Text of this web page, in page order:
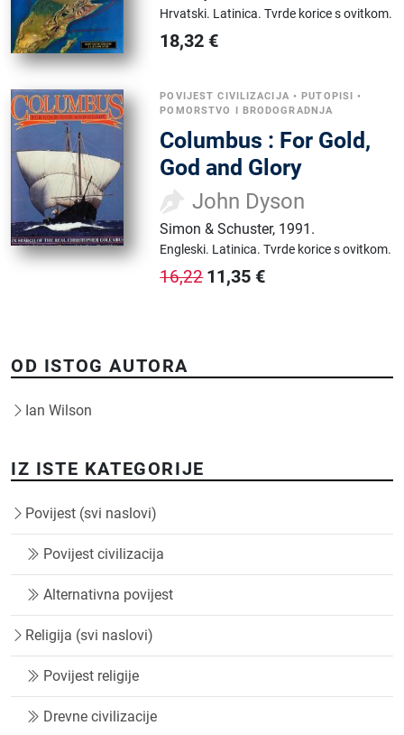
Hrvatski. Latinica.Tvrde korice s ovitkom.
18,32 €
POVIJEST CIVILIZACIJA •PUTOPISI •
POMORSTVO I BRODOGRADNJA
Columbus : For Gold,
God and Glory
John Dyson
Simon & Schuster, 1991.
Engleski. Latinica.Tvrde korice s ovitkom.
16,22 11,35 €
OD ISTOG AUTORA
Ian Wilson
IZ ISTE KATEGORIJE
Povijest (svi naslovi)
Povijest civilizacija
Alternativna povijest
Religija (svi naslovi)
Povijest religije
Drevne civilizacije